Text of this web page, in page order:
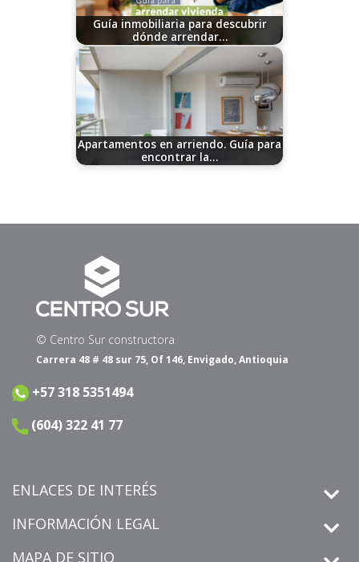
Guía inmobiliaria para descubrir
dónde arrendar…
08/23/2023
Apartamentos en arriendo. Guía para
encontrar la…
© Centro Sur constructora
Carrera 48 # 48 sur 75, Of 146, Envigado, Antioquia
+57 318 5351494
(604) 322 41 77
ENLACES DE INTERÉS
INFORMACIÓN LEGAL
MAPA DE SITIO